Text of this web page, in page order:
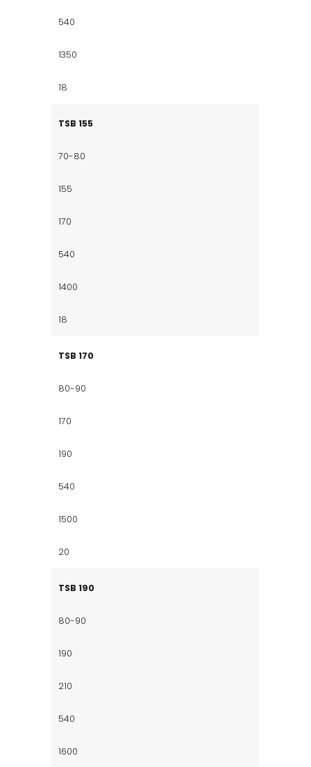
540
1350
18
TSB 155
70-80
155
170
540
1400
18
TSB 170
80-90
170
190
540
1500
20
TSB 190
80-90
190
210
540
1600